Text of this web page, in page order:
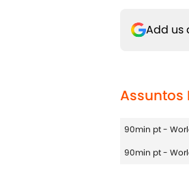
Add us
Assuntos
90min pt -
90min pt -